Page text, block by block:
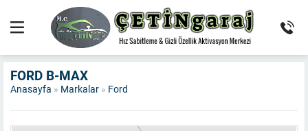
FORD B-MAX
Anasayfa » Markalar » Ford